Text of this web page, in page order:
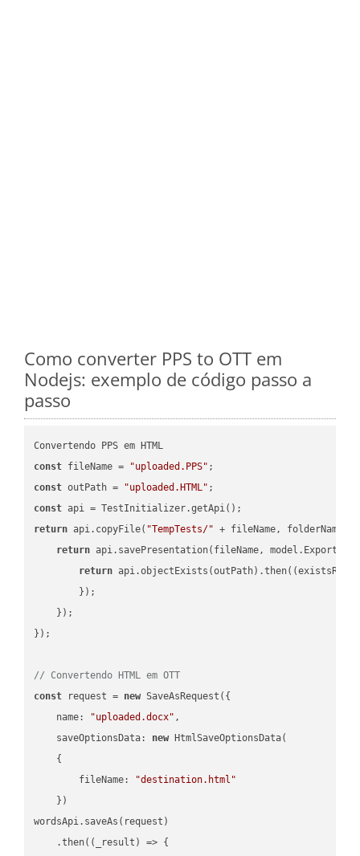
Como converter PPS to OTT em
Nodejs: exemplo de código passo a
passo
const fileName = "uploaded.PPS"
const outPath = "uploaded.HTML"
const
return api.copyFile( "TempTests/" + fileName, folderName +
return api.savePresentation(fileName,
return api.objectExists(outPath).then( (
        });
    });
});
// Convertendo HTML em OTT
const request = new SaveAsRequest({
name: "uploaded.docx" ,
saveOptionsData: new HtmlSaveOptionsData(
    {
fileName:
"destination.html"
    })
wordsApi.saveAs(request)
    .then(
( _result ) => {